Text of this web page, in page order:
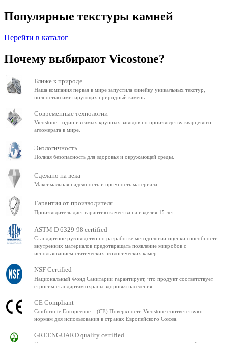
Популярные текстуры камней
Перейти в каталог
Почему выбирают Vicostone?
Ближе к природе
Наша компания первая в мире запустила линейку уникальных текстур,
полностью имитирующих природный камень.
Современные технологии
Vicostone - один из самых крупных заводов по производству кварцевого
агломерата в мире.
Экологичность
Полная безопасность для здоровья и окружающей среды.
Сделано на века
Максимальная надежность и прочность материала.
Гарантия от производителя
Производитель дает гарантию качества на изделия 15 лет.
ASTM D 6329-98 certified
Стандартное руководство по разработке методологии оценки способности
внутренних материалов предотвращать появление микробов с
использованием статических экологических камер.
NSF Certified
Национальный Фонд Санитарии гарантирует, что продукт соответствует
строгим стандартам охраны здоровья населения.
CE Compliant
Conformite Europeenne – (CE) Поверхности Vicostone соответствуют
нормам для использования в странах Европейского Союза.
GREENGUARD quality certified